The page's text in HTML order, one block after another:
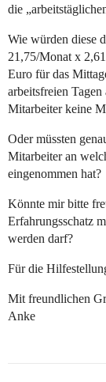
die
Wie würden diese
21,75/Monat x
Euro für das
arbeitsfreien
Mitarbeiter keine
Oder müssten
Mitarbeiter an
eingenommen hat?
Könnte mir bitte
Erfahrungsschatz
werden darf?
Für die
Mit freundlichen
Anke